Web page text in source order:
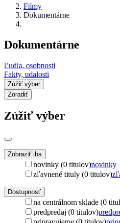
Filmy
Dokumentárne
Dokumentárne
Ľudia, osobnosti
Fakty, udalosti
Zúžiť výber
Zoradiť
Zúžiť výber
Zobraziť iba
novinky (0 titulov)novinky
zľavnené tituly (0 titulov)
Dostupnosť
na centrálnom sklade (0
predpredaj (0 titulov)